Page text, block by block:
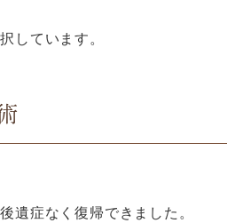
しています。
遺症なく復帰できました。